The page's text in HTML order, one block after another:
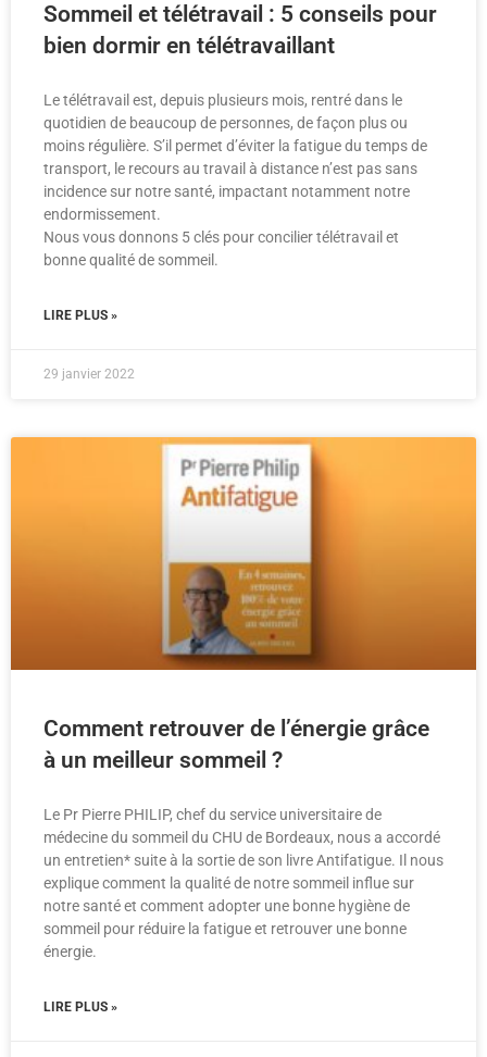
Sommeil et télétravail : 5 conseils pour
bien dormir en télétravaillant
Le télétravail est, depuis plusieurs mois, rentré dans le
quotidien de beaucoup de personnes, de façon plus ou
moins régulière. S’il permet d’éviter la fatigue du temps de
transport, le recours au travail à distance n’est pas sans
incidence sur notre santé, impactant notamment notre
endormissement.
Nous vous donnons 5 clés pour concilier télétravail et
bonne qualité de sommeil.
LIRE PLUS »
29 janvier 2022
Comment retrouver de l’énergie grâce
à un meilleur sommeil ?
Le Pr Pierre PHILIP, chef du service universitaire de
médecine du sommeil du CHU de Bordeaux, nous a accordé
un entretien* suite à la sortie de son livre Antifatigue. Il nous
explique comment la qualité de notre sommeil influe sur
notre santé et comment adopter une bonne hygiène de
sommeil pour réduire la fatigue et retrouver une bonne
énergie.
LIRE PLUS »